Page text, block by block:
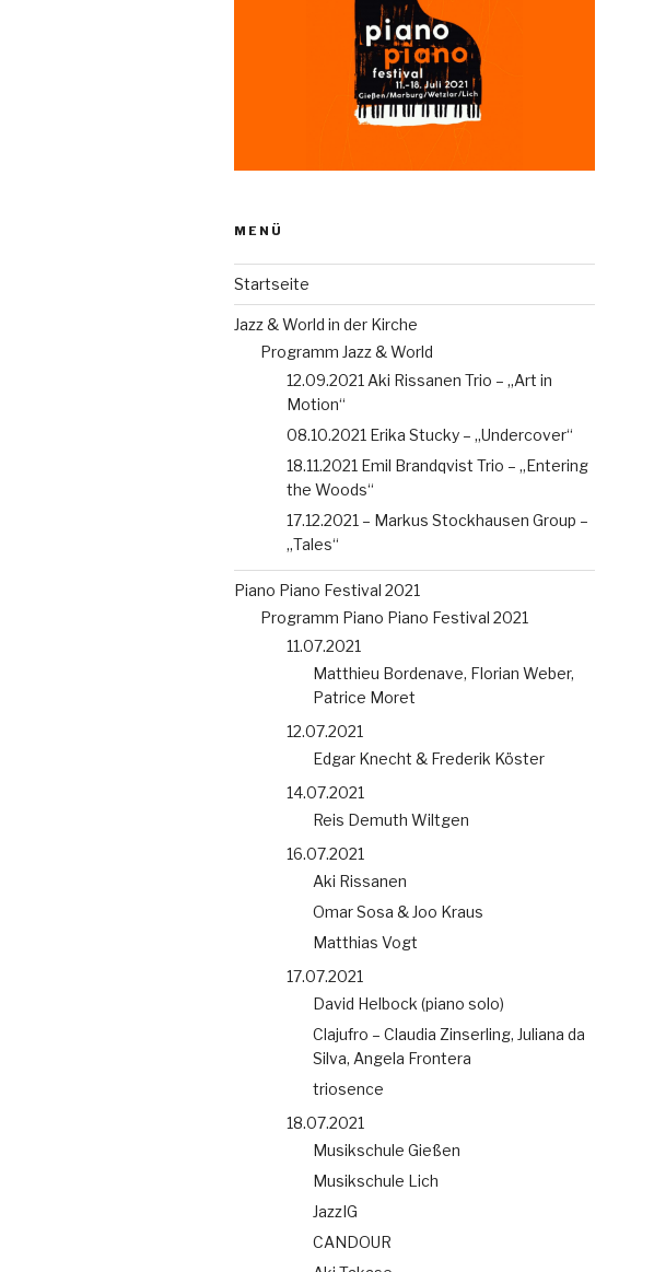
MENÜ
Startseite
Jazz & World in der Kirche
Programm Jazz & World
12.09.2021 Aki Rissanen Trio – „Art in
Motion“
08.10.2021 Erika Stucky – „Undercover“
18.11.2021 Emil Brandqvist Trio – „Entering
the Woods“
17.12.2021 – Markus Stockhausen Group –
„Tales“
Piano Piano Festival 2021
Programm Piano Piano Festival 2021
11.07.2021
Matthieu Bordenave, Florian Weber,
Patrice Moret
12.07.2021
Edgar Knecht & Frederik Köster
14.07.2021
Reis Demuth Wiltgen
16.07.2021
Aki Rissanen
Omar Sosa & Joo Kraus
Matthias Vogt
17.07.2021
David Helbock (piano solo)
Clajufro – Claudia Zinserling, Juliana da
Silva, Angela Frontera
triosence
18.07.2021
Musikschule Gießen
Musikschule Lich
JazzIG
CANDOUR